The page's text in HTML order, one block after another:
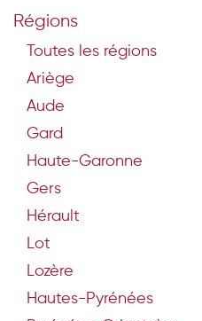
Régions
Toutes les régions
Ariège
Aude
Gard
Haute-Garonne
Gers
Hérault
Lot
Lozère
Hautes-Pyrénées